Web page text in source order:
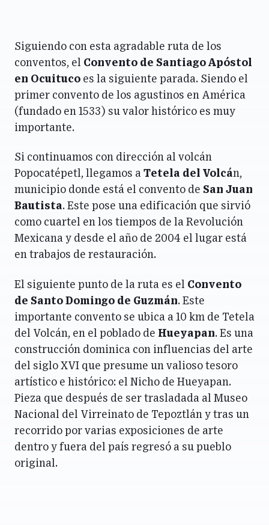
Siguiendo con esta agradable ruta de los
conventos, el Convento de Santiago Apóstol
en Ocuituco es la siguiente parada. Siendo el
primer convento de los agustinos en América
(fundado en 1533) su valor histórico es muy
importante.
Si continuamos con dirección al volcán
Popocatépetl, llegamos a Tetela del Volcán,
municipio donde está el convento de San Juan
Bautista. Este pose una edificación que sirvió
como cuartel en los tiempos de la Revolución
Mexicana y desde el año de 2004 el lugar está
en trabajos de restauración.
El siguiente punto de la ruta es el Convento
de Santo Domingo de Guzmán. Este
importante convento se ubica a 10 km de Tetela
del Volcán, en el poblado de Hueyapan. Es una
construcción dominica con influencias del arte
del siglo XVI que presume un valioso tesoro
artístico e histórico: el Nicho de Hueyapan.
Pieza que después de ser trasladada al Museo
Nacional del Virreinato de Tepoztlán y tras un
recorrido por varias exposiciones de arte
dentro y fuera del país regresó a su pueblo
original.